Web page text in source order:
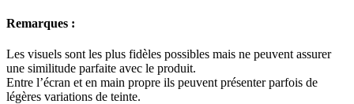
Remarques :
Les visuels sont les plus fidèles possibles mais ne peuvent assurer
une similitude parfaite avec le produit.
Entre l’écran et en main propre ils peuvent présenter parfois de
légères variations de teinte.